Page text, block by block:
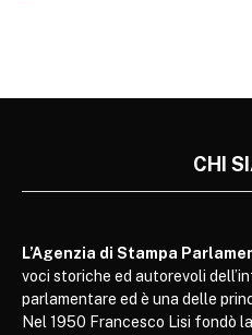
CHI
L’Agenzia di Stampa
voci storiche ed autorevoli
parlamentare ed è una delle
Nel 1950 Francesco Lisi fondò